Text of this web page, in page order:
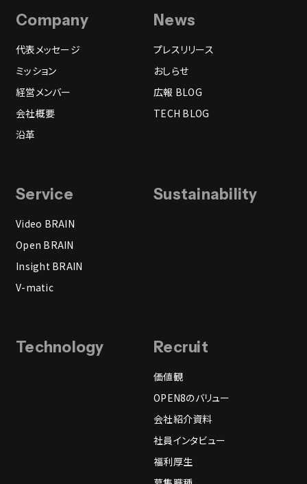
Company
代表メッセージ
ミッション
経営メンバー
会社概要
沿革
News
プレスリリース
おしらせ
広報 BLOG
TECH BLOG
Service
Video BRAIN
Open BRAIN
Insight BRAIN
V-matic
Technology Recruit
価値観
OPEN8のバリュー
会社紹介資料
社員インタビュー
福利厚生
Sustainability